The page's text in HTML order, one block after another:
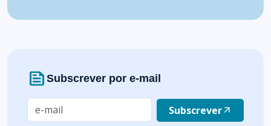
news Subscrever por e-mail
Subscreverarrow_outward